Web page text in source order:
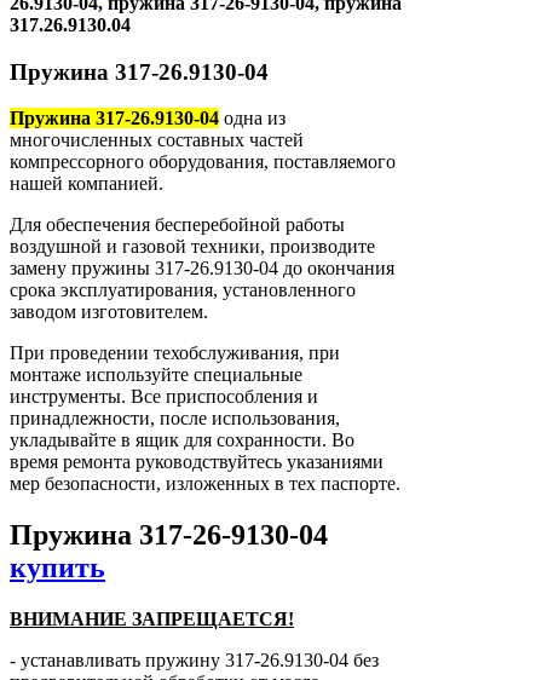
317.26.9130.04
Пружина 317-26.9130-04
Пружина 317-26.9130-04 одна из
многочисленных составных частей
компрессорного оборудования, поставляемого
нашей компанией.
Для обеспечения бесперебойной работы
воздушной и газовой техники, производите
замену пружины 317-26.9130-04 до окончания
срока эксплуатирования, установленного
заводом изготовителем.
При проведении техобслуживания, при
монтаже используйте специальные
инструменты. Все приспособления и
принадлежности, после использования,
укладывайте в ящик для сохранности. Во
время ремонта руководствуйтесь указаниями
мер безопасности, изложенных в тех паспорте.
Пружина 317-26-9130-04
купить
ВНИМАНИЕ ЗАПРЕЩАЕТСЯ!
- устанавливать пружину 317-26.9130-04 без